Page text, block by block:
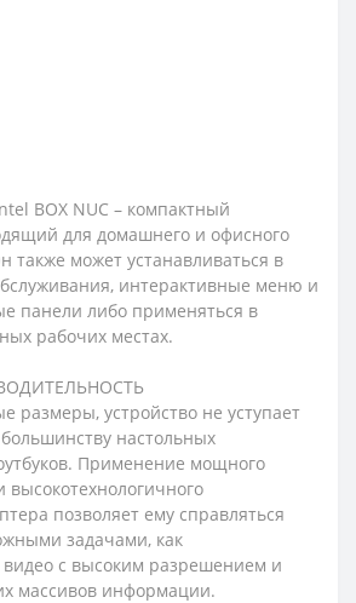
BOX NUC – компактный
для домашнего и офисного
также может устанавливаться в
интерактивные меню и
панели либо применяться в
рабочих местах.
размеры, устройство не уступает
настольных
Применение мощного
позволяет ему справляться
задачами, как
видео с высоким разрешением и
массивов информации.